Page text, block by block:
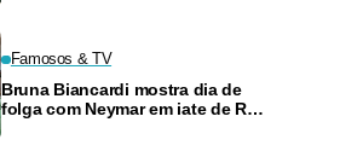
Famosos & TV
Bruna Biancardi mostra dia de
folga com Neymar em iate de R$